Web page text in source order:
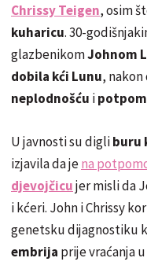
Chrissy Teigen, osim
kuharicu. 30-
glazbenikomJohnom
dobila kći Lunu,
neplodnošću i
U javnosti su digliburu
izjavila da jena
djevojčicujer misli da
i kćeri. John i Chrissy
genetsku dijagnostiku
embrija prije vraćanja